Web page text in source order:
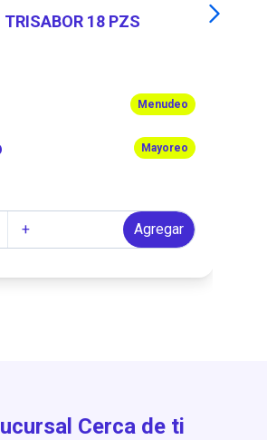
TRISABOR 18 PZS
Menudeo
Mayoreo
+ Agregar
Cerca de ti